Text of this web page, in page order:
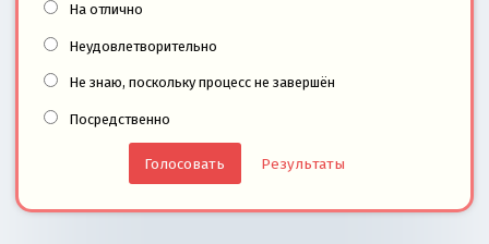
На отлично
Неудовлетворительно
Не знаю, поскольку процесс не завершён
Посредственно
Результаты